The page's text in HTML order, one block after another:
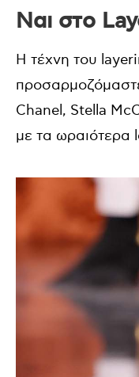
Ναι στο
Η τέχνη του
Chanel, Stella
με τα ωραιότερα